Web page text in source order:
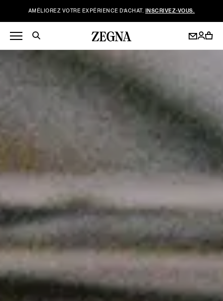
AMÉLIOREZ VOTRE EXPÉRIENCE D’ACHAT. INSCRIVEZ-VOUS.